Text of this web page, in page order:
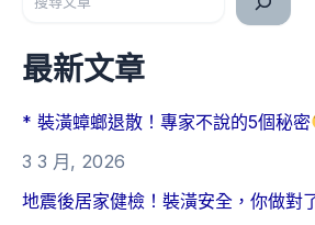
最新文章
* 裝潢蟑螂退散！專家不說的5個秘密
3 3 月, 2026
地震後居家健檢！裝潢安全，你做對